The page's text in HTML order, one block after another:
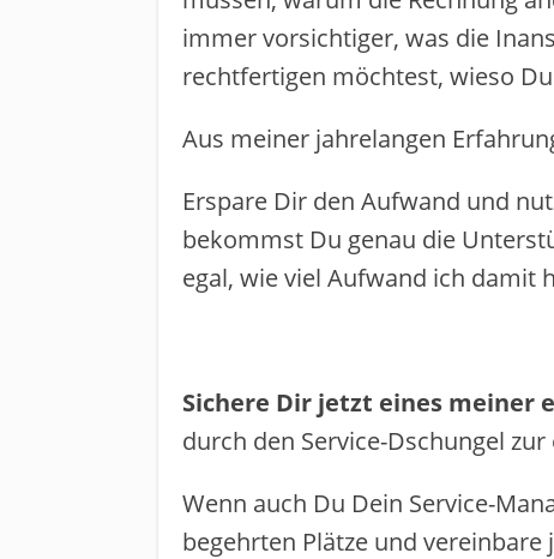
immer vorsichtiger, was die
rechtfertigen möchtest, wieso
​Aus meiner jahrelangen
Erspare Dir den Aufwand und
bekommst ​Du ​genau die
egal​,​ wie viel Aufwand ich damit
Sichere Dir jetzt eines meiner
durch den Service-Dschungel
Wenn auch Du Dein Service-
begehrten Plätze und